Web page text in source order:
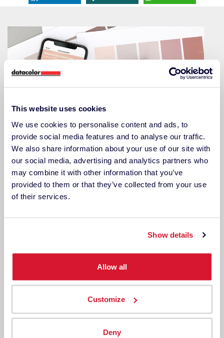
This website uses cookies
We use cookies to personalise content and ads, to
provide social media features and to analyse our traffic.
We also share information about your use of our site with
our social media, advertising and analytics partners who
may combine it with other information that you’ve
provided to them or that they’ve collected from your use
of their services.
Show details
Allow all
Customize
Deny
Was ist ein ColorReader?
Mit den tragbaren Farbabstimmungsgeräten der
Farbtöne der führenden Farbmarken zu finden.
Grafikdesigner & Fotografen